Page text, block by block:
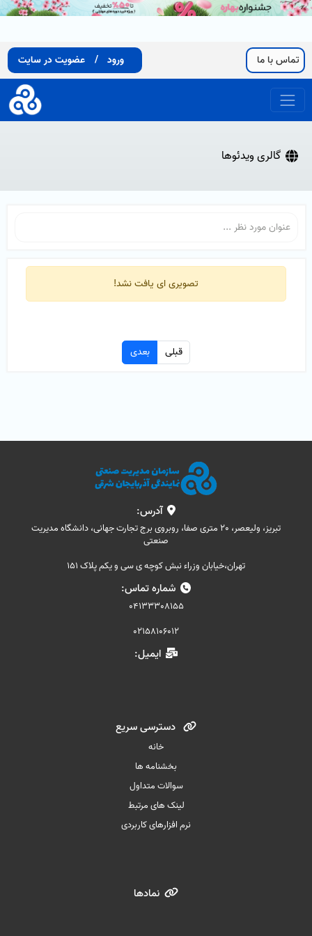
ورود / عضویت در سایت تماس با ما
گالری ویدئوها
تصویری ای یافت نشد!
قبلی بعدی
آدرس:
تبریز، ولیعصر، 20 متری صفا، روبروی برج تجارت جهانی، دانشگاه مدیریت
صنعتی
تهران،خیابان وزراء نبش کوچه ی سی و یکم پلاک 151
شماره تماس:
04133308155
02158106012
ایمیل:
دسترسی سریع
خانه
بخشنامه ها
سوالات متداول
لینک های مرتبط
نرم افزارهای کاربردی
نمادها